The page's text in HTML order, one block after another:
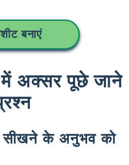
बनाएं
में अक्सर पूछे जाने
सीखने के अनुभव को